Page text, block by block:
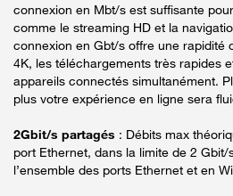
connexion en Mbt/s est suffisante
comme le streaming HD et la
connexion en Gbt/s offre une rapidité
4K, les téléchargements très rapides
appareils connectés simultanément.
plus votre expérience en ligne sera
2Gbit/s partagés : Débits max
port Ethernet, dans la limite de 2
l’ensemble des ports Ethernet et en